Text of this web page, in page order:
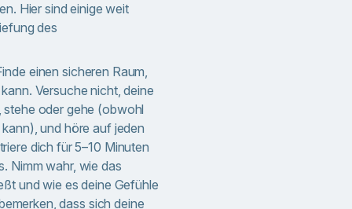
Hier sind einige weit
des
einen sicheren Raum,
Versuche nicht, deine
oder gehe (obwohl
und höre auf jeden
dich für 5–10 Minuten
Nimm wahr, wie das
und wie es deine Gefühle
dass sich deine